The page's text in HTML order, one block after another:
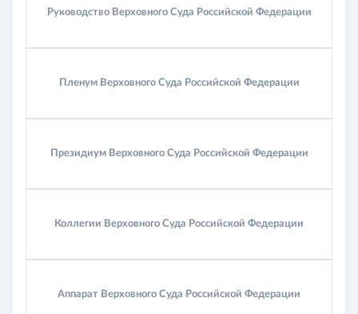
РуководствоВерховного Суда Российской Федерации
ПленумВерховного Суда Российской Федерации
ПрезидиумВерховного Суда Российской Федерации
Коллегии Верховного Суда Российской Федерации
Аппарат Верховного Суда Российской Федерации